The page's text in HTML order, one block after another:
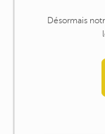
Désormais